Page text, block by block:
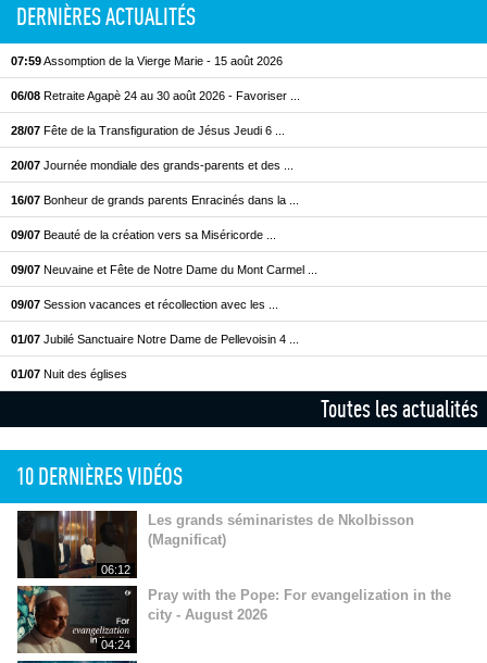
DERNIÈRES ACTUALITÉS
07:59Assomption de la Vierge Marie - 15 août 2026
06/08 Retraite Agapè 24 au 30 août 2026 - Favoriser ...
28/07 Fête de la Transfiguration de Jésus Jeudi 6 ...
20/07 Journée mondiale des grands-parents et des ...
16/07 Bonheur de grands parents Enracinés dans la ...
09/07 Beauté de la création vers sa Miséricorde ...
09/07 Neuvaine et Fête de Notre Dame du Mont Carmel ...
09/07 Session vacances et récollection avec les ...
01/07 Jubilé Sanctuaire Notre Dame de Pellevoisin 4 ...
01/07 Nuit des églises
Toutes les actualités
10 DERNIÈRES VIDÉOS
06:12
Les grands séminaristes de Nkolbisson
(Magnificat)
04:24
Pray with the Pope: For evangelization in the
city - August 2026